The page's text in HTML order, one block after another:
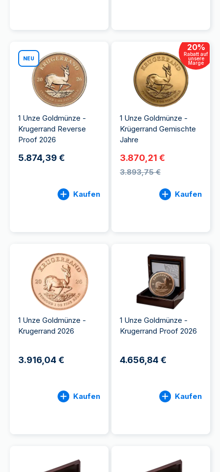
NEU
1 Unze Goldmünze -
Krugerrand Reverse
Proof 2026
5.874,39 €
Kaufen
20%
Rabatt auf
unsere
Marge
1 Unze Goldmünze -
Krügerrand Gemischte
Jahre
3.870,21 €
3.893,75 €
Kaufen
1 Unze Goldmünze -
Krugerrand 2026
3.916,04 €
Kaufen
1 Unze Goldmünze -
Krugerrand Proof 2026
4.656,84 €
Kaufen